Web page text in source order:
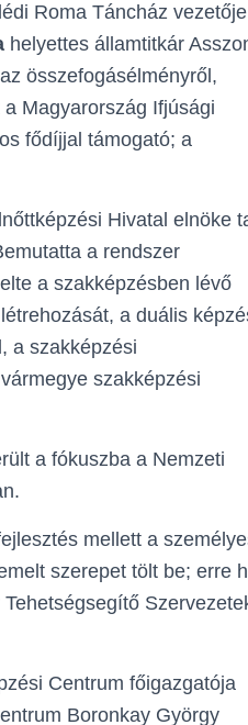
Roma Táncház vezetője
helyettes államtitkár
összefogásélményről,
Magyarország Ifjúsági
fődíjjal támogató; a
Hivatal elnöke
a rendszer
a szakképzésben lévő
a duális
a szakképzési
szakképzési
a fókuszba a Nemzeti
mellett a
szerepet tölt be; erre
Centrum főigazgatója
Boronkay György